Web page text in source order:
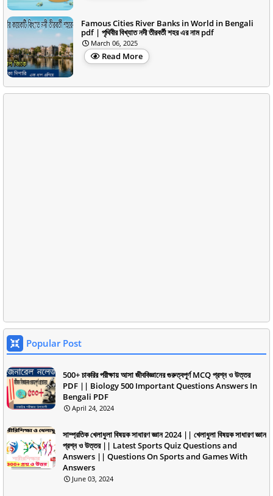
Famous Cities River Banks in World in Bengali
pdf | পৃথিবীর বিখ্যাত নদী তীরবর্তী শহর এর নাম pdf
March 06, 2025
Read More
Popular Post
500+ চাকরির পরীক্ষায় আসা জীববিজ্ঞানের গুরুত্বপূর্ণ MCQ প্রশ্ন ও উত্তর
PDF || Biology 500 Important Questions Answers In
Bengali PDF
April 24, 2024
সাম্প্রতিক খেলাধুলা বিষয়ক সাধারণ জ্ঞান 2024 || খেলাধুলা বিষয়ক সাধারণ জ্ঞান
প্রশ্ন ও উত্তর || Latest Sports Quiz Questions and
Answers || Questions On Sports and Games With
Answers
June 03, 2024